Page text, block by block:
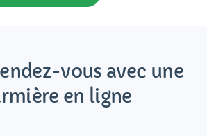
vous avec une
en ligne